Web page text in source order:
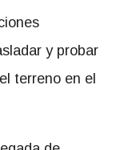
y probar
terreno en el